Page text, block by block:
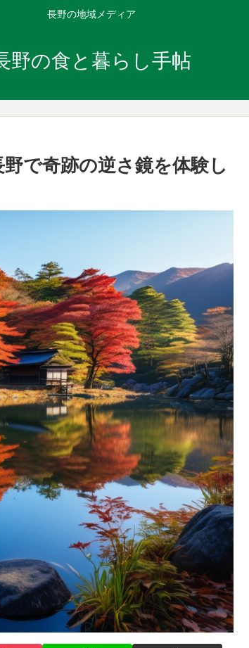
長野の地域メディア
野の食と暮らし手帖
で奇跡の逆さ鏡を体験し